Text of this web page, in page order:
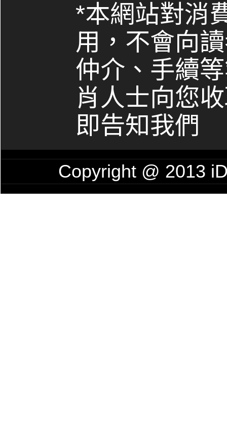
*本網站對消
用，不會向
仲介、手續
肖人士向您
即告知我們
Copyright @ 2013